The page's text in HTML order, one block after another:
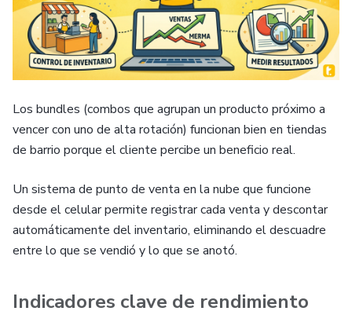
Los bundles (combos que agrupan un producto próximo a
vencer con uno de alta rotación) funcionan bien en tiendas
de barrio porque el cliente percibe un beneficio real.
Un sistema de punto de venta en la nube que funcione
desde el celular permite registrar cada venta y descontar
automáticamente del inventario, eliminando el descuadre
entre lo que se vendió y lo que se anotó.
Indicadores clave de rendimiento